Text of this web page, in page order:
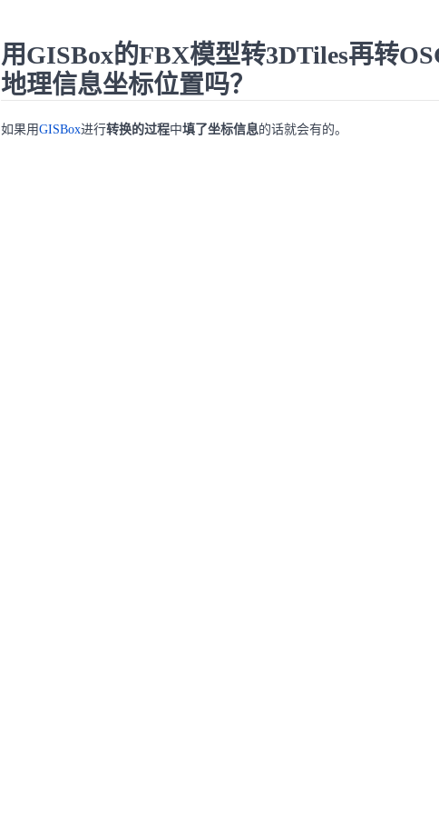
用GISBox的FBX模型转3DTiles再转
地理信息坐标位置吗？
如果用GISBox进行转换的过程中填了坐标信息的话就会有的。